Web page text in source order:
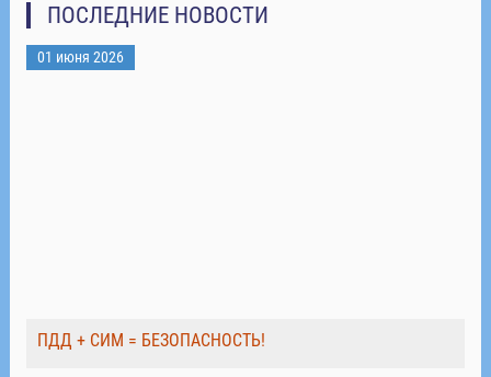
ПОСЛЕДНИЕ НОВОСТИ
01 июня 2026
ПДД + СИМ = БЕЗОПАСНОСТЬ!